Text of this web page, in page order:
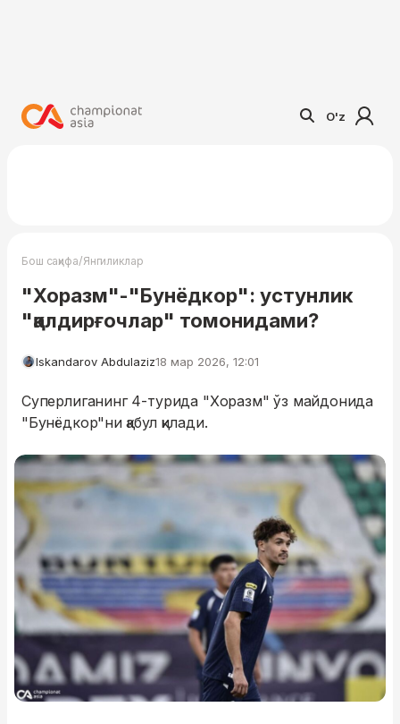
O'z
Бош саҳифа/Янгиликлар
"Хоразм"-"Бунёдкор": устунлик
"қалдирғочлар" томонидами?
Iskandarov Abdulaziz18 мар 2026, 12:01
Суперлиганинг 4-турида "Хоразм" ўз майдонида
"Бунёдкор"ни қабул қилади.